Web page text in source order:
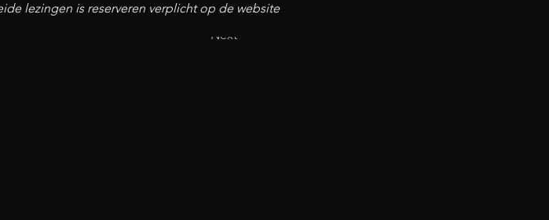
Next
lezingen is reserveren verplicht op de website